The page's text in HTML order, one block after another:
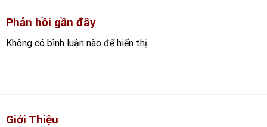
Phản hồi gần đây
Không có bình luận nào để hiển thị.
Giới Thiệu